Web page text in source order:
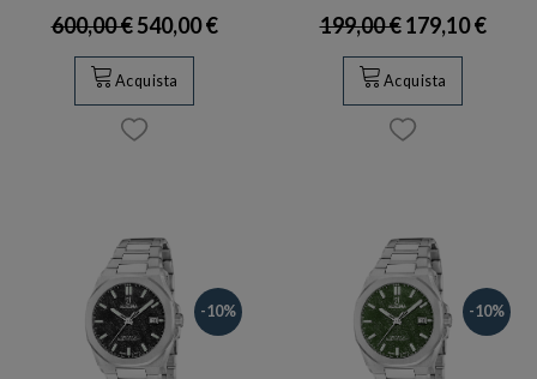
600,00 €540,00 €
Acquista
199,00 €179,10 €
Acquista
-10% -10%